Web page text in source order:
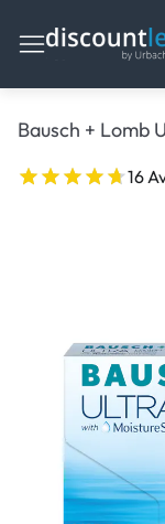
Bausch + Lomb
16